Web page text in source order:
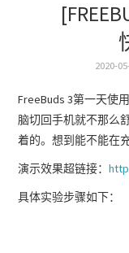
2020-
FreeBuds 3第一天使
脑切回手机就不那么
着的。想到能不能在
演示效果超链接：
具体实验步骤如下：